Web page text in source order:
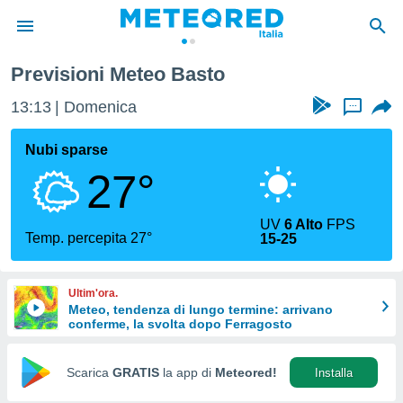
di
per
le
di
Web
Previsioni Meteo Basto
13:13 Domenica ...
Nubi sparse
27°
Temp. percepita 27°
UV6 Alto FPS
15-25
Ultim'ora.
Meteo, tendenza di lungo termine: arrivano
conferme, la svolta dopo Ferragosto
Scarica GRATIS la app di Meteored! Installa